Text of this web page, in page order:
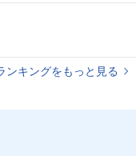
ンキングをもっと見る